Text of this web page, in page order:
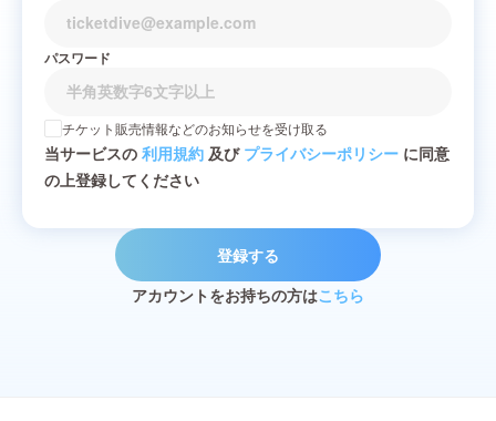
パスワード
チケット販売情報などのお知らせを受け取る
当サービスの 利用規約 及び プライバシーポリシー に同意
の上登録してください
登録する
アカウントをお持ちの方はこちら